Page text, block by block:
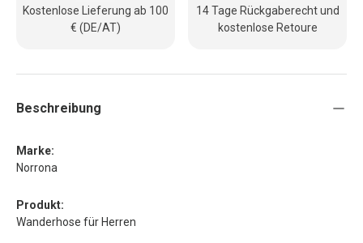
Kostenlose Lieferung ab 100
€ (DE/AT)
14 Tage Rückgaberecht und
kostenlose Retoure
Beschreibung
Marke:
Norrona
Produkt:
Wanderhose für Herren